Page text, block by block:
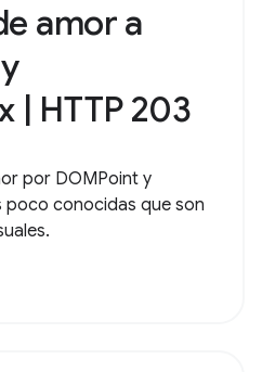
amor a
| HTTP 203
por DOMPoint y
poco conocidas que son